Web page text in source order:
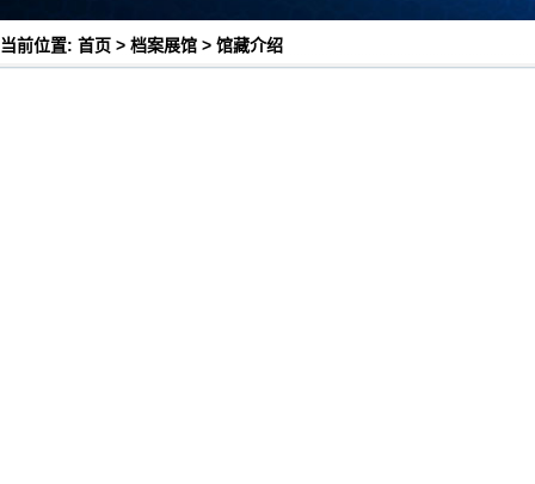
当前位置: 首页 > 档案展馆 > 馆藏介绍